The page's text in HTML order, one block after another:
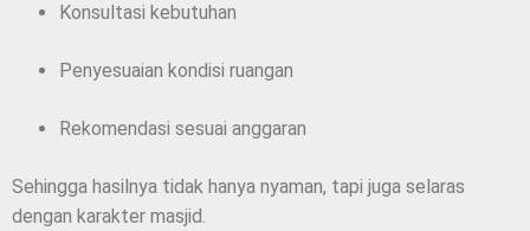
Konsultasi kebutuhan
Penyesuaian kondisi ruangan
Rekomendasi sesuai anggaran
Sehingga hasilnya tidak hanya nyaman, tapi juga selaras
dengan karakter masjid.